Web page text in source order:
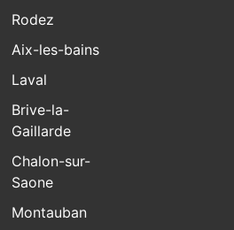
Rodez
Aix-les-bains
Laval
Brive-la-
Gaillarde
Chalon-sur-
Saone
Montauban